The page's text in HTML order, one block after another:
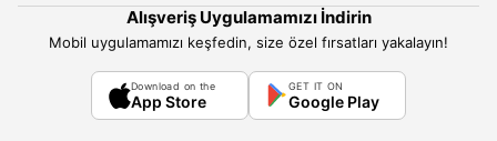
Alışveriş Uygulamamızı İndirin
Mobil uygulamamızı keşfedin, size özel fırsatları yakalayın!
Download on the
App Store
GET IT ON
Google Play